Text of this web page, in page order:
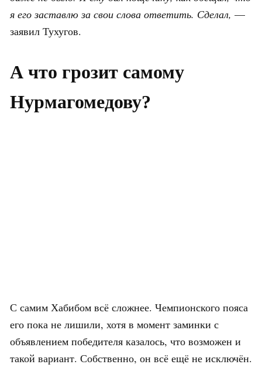
я его заставлю за свои слова ответить. Сделал, —
заявил Тухугов.
А что грозит самому
Нурмагомедову?
С самим Хабибом всё сложнее. Чемпионского пояса
его пока не лишили, хотя в момент заминки с
объявлением победителя казалось, что возможен и
такой вариант. Собственно, он всё ещё не исключён.